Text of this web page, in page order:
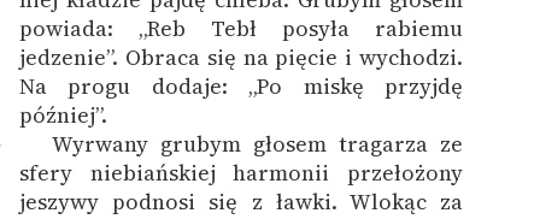
powiada: „Reb Tebł posyła rabiemu
jedzenie”. Obraca się na pięcie i wychodzi.
Na progu dodaje: „Po miskę przyjdę
później”.
Wyrwany grubym głosem tragarza ze
sfery niebiańskiej harmonii przełożony
jeszywy podnosi się z ławki. Wlokąc za